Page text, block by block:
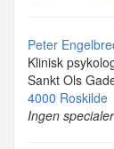
Peter
Klinisk
Sankt Ols
4000 Roskilde
Ingen